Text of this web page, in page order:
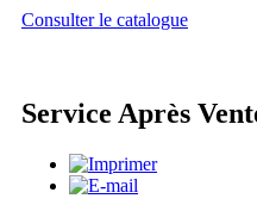
Consulter le catalogue
Service Après